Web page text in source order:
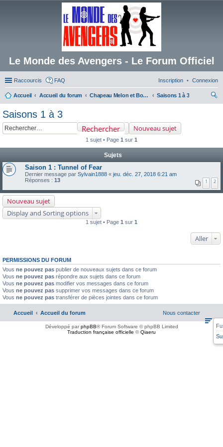
Le Monde des Avengers - Le Forum Officiel
Raccourcis FAQ Connexion
Inscription
Accueil Accueil du forum Chapeau Melon et Bottes de Cuir
Saisons 1 à 3
Saisons 1 à 3
Nouveau sujet
Rechercher
1 sujet • Page 1 sur 1
Sujets
Saison 1 : Tunnel of Fear
Dernier message par Sylvain1888 « jeu. déc. 27, 2018 6:21 am
Réponses : 13 1 2
Nouveau sujet
Display and Sorting options
1 sujet • Page 1 sur 1
Aller
PERMISSIONS DU FORUM
Vous ne pouvez pas publier de nouveaux sujets dans ce forum
Vous ne pouvez pas répondre aux sujets dans ce forum
Vous ne pouvez pas modifier vos messages dans ce forum
Vous ne pouvez pas supprimer vos messages dans ce forum
Vous ne pouvez pas transférer de pièces jointes dans ce forum
Accueil Accueil du forum Nous contacter
Développé parphpBB® Forum Software © phpBB Limited
Traduction française officielle ©Qiaeru